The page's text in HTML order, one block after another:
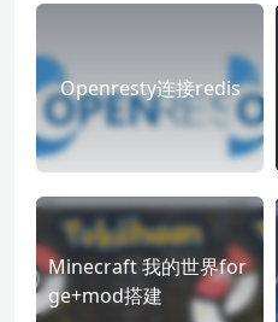
Openresty连接redis
Minecraft 我的世界for
ge+mod搭建